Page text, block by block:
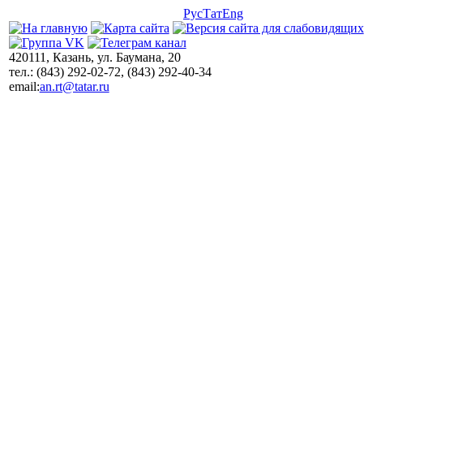
РусТатEng
420111, Казань, ул. Баумана, 20
тел.: (843) 292-02-72, (843) 292-40-34
email:an.rt@tatar.ru